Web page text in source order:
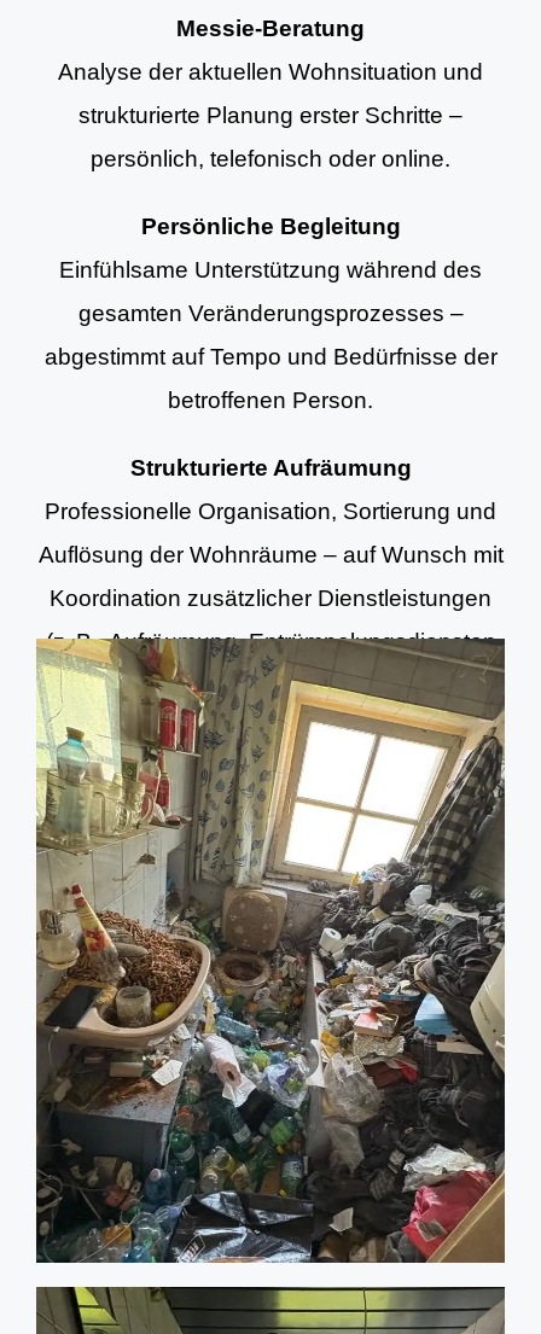
Messie-Beratung
Analyse der aktuellen Wohnsituation und
strukturierte Planung erster Schritte –
persönlich, telefonisch oder online.
Persönliche Begleitung
Einfühlsame Unterstützung während des
gesamten Veränderungsprozesses –
abgestimmt auf Tempo und Bedürfnisse der
betroffenen Person.
Strukturierte Aufräumung
Professionelle Organisation, Sortierung und
Auflösung der Wohnräume – auf Wunsch mit
Koordination zusätzlicher Dienstleistungen
(z. B. Aufräumung, Entrümpelungsdiensten
und Grundreinigung).